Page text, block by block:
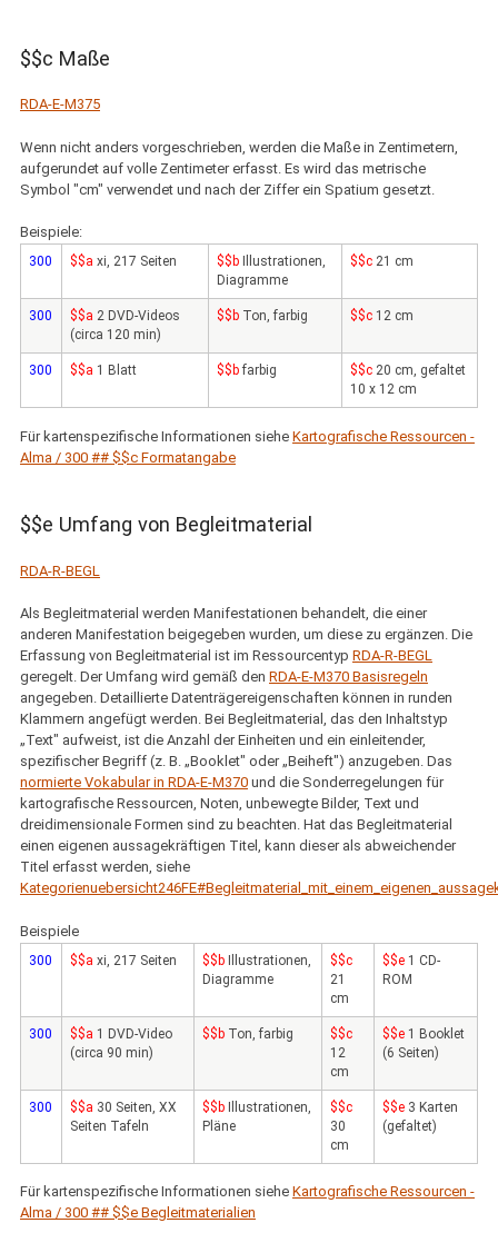
$$c Maße
RDA-E-M375
Wenn nicht anders vorgeschrieben, werden die Maße in Zentimetern,
aufgerundet auf volle Zentimeter erfasst. Es wird das metrische
Symbol "cm" verwendet und nach der Ziffer ein Spatium gesetzt.
Beispiele:
300 $$a xi, 217 Seiten $$b Illustrationen,
Diagramme
$$c 21 cm
300 $$a 2 DVD-Videos
(circa 120 min)
$$b Ton, farbig $$c 12 cm
300 $$a 1 Blatt $$b farbig $$c 20 cm, gefaltet
10 x 12 cm
Für kartenspezifische Informationen siehe Kartografische Ressourcen -
Alma / 300 ## $$c Formatangabe
$$e Umfang von Begleitmaterial
RDA-R-BEGL
Als Begleitmaterial werden Manifestationen behandelt, die einer
anderen Manifestation beigegeben wurden, um diese zu ergänzen. Die
Erfassung von Begleitmaterial ist im Ressourcentyp RDA-R-BEGL
geregelt. Der Umfang wird gemäß den RDA-E-M370 Basisregeln
angegeben. Detaillierte Datenträgereigenschaften können in runden
Klammern angefügt werden. Bei Begleitmaterial, das den Inhaltstyp
„Text" aufweist, ist die Anzahl der Einheiten und ein einleitender,
spezifischer Begriff (z. B. „Booklet" oder „Beiheft") anzugeben. Das
normierte Vokabular in RDA-E-M370 und die Sonderregelungen für
kartografische Ressourcen, Noten, unbewegte Bilder, Text und
dreidimensionale Formen sind zu beachten. Hat das Begleitmaterial
einen eigenen aussagekräftigen Titel, kann dieser als abweichender
Titel erfasst werden, siehe
Beispiele
300 $$a xi, 217 Seiten $$b Illustrationen,
Diagramme
$$c
21
cm
$$e 1 CD-
ROM
300 $$a 1 DVD-Video
(circa 90 min)
$$b Ton, farbig
$$c
12
cm
$$e 1 Booklet
(6 Seiten)
300 $$a 30 Seiten, XX
Seiten Tafeln
$$b Illustrationen,
Pläne
$$c
30
cm
$$e 3 Karten
(gefaltet)
Für kartenspezifische Informationen siehe Kartografische Ressourcen -
Alma / 300 ## $$e Begleitmaterialien